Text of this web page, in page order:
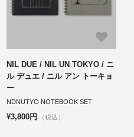
NIL DUE / NIL UN TOKYO / ニ
ル デュエ / ニル アン トーキョ
ー
NDNUTYO NOTEBOOK SET
¥3,800円 （税込）